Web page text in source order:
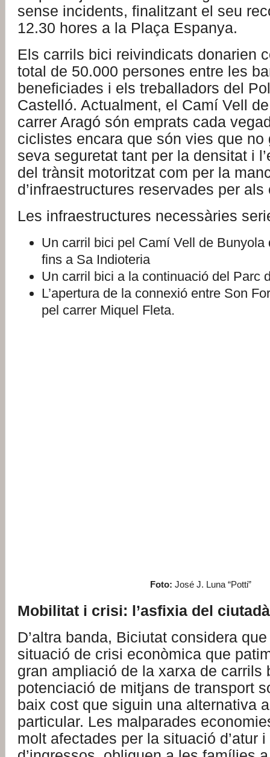
sense incidents, finalitzant el seu
12.30 hores a la Plaça Espanya.
Els carrils bici reivindicats donarien
total de 50.000 persones entre les
beneficiades i els treballadors del
Castelló. Actualment, el Camí Vell
carrer Aragó són emprats cada
ciclistes encara que són vies que no
seva seguretat tant per la densitat i
del trànsit motoritzat com per la
d’infraestructures reservades per
Les infraestructures necessàries
Un carril bici pel Camí Vell de Bunyola
fins a Sa Indioteria
Un carril bici a la continuació del Parc
L’apertura de la connexió entre Son
pel carrer Miquel Fleta.
Foto: José J. Luna “Potti”
Mobilitat i crisi: l’asfixia del ciutadà
D’altra banda, Biciutat considera
situació de crisi econòmica que
gran ampliació de la xarxa de carrils
potenciació de mitjans de transport
baix cost que siguin una alternativa
particular. Les malparades
molt afectades per la situació d’atur